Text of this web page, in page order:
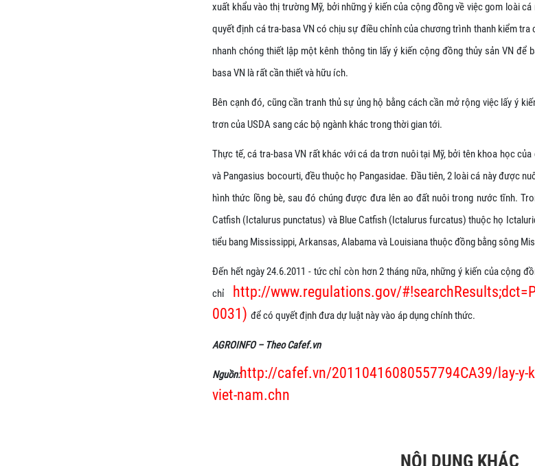
xuất khẩu vào thị trường Mỹ, bởi những ý kiến của cộng đồng về việc gom loài
quyết định cá tra-basa VN có chịu sự điều chỉnh của chương trình thanh kiểm tra
nhanh chóng thiết lập một kênh thông tin lấy ý kiến cộng đồng thủy sản VN để
basa VN là rất cần thiết và hữu ích.
Bên cạnh đó, cũng cần tranh thủ sự ủng hộ bằng cách cần mở rộng việc lấy ý
trơn của USDA sang các bộ ngành khác trong thời gian tới.
Thực tế, cá tra-basa VN rất khác với cá da trơn nuôi tại Mỹ, bởi tên khoa học
và Pangasius bocourti, đều thuộc họ Pangasidae. Đầu tiên, 2 loài cá này được
hình thức lồng bè, sau đó chúng được đưa lên ao đất nuôi trong nước tĩnh.
Catfish (Ictalurus punctatus) và Blue Catfish (Ictalurus furcatus) thuộc họ
tiểu bang Mississippi, Arkansas, Alabama và Louisiana thuộc đồng bằng sông
Đến hết ngày 24.6.2011 - tức chỉ còn hơn 2 tháng nữa, những ý kiến của cộng
chỉ
http://www.regulations.gov/
0031) để có quyết định đưa dự luật này vào áp dụng chính thức.
AGROINFO – Theo Cafef.vn
Nguồn:http://cafef.vn/20110416080557794CA39/lay-y-
viet-nam.chn
NỘI DUNG KHÁC